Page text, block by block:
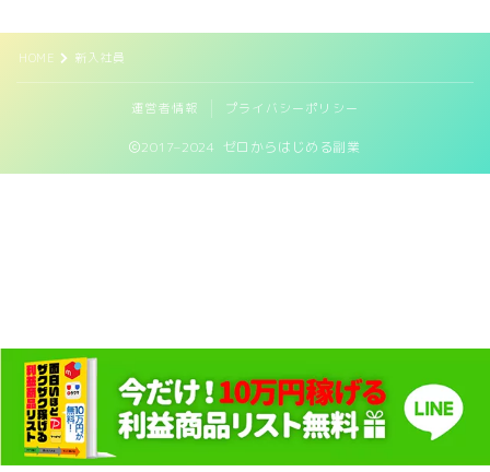
HOME 新入社員
運営者情報 プライバシーポリシー
2017–2024 ゼロからはじめる副業